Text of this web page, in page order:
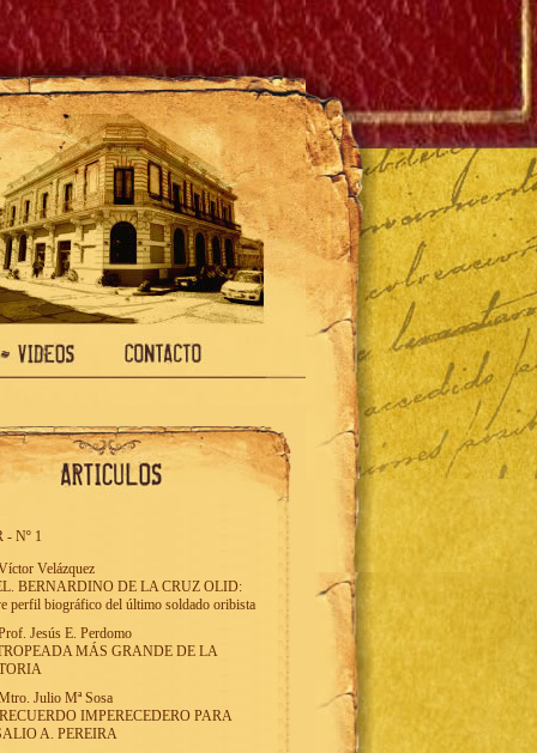
- Nº 1
Velázquez
BERNARDINO DE LA CRUZ OLID:
perfil biográfico del último soldado oribista
Jesús E. Perdomo
MÁS GRANDE DE LA
Julio Mª Sosa
IMPERECEDERO PARA
A. PEREIRA